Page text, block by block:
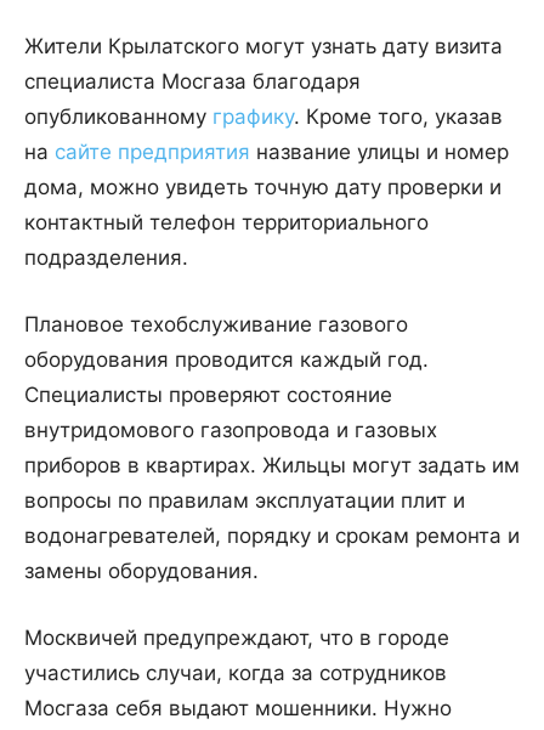
Жители Крылатского могут узнать дату визита
специалиста Мосгаза благодаря
опубликованному графику. Кроме того, указав
на сайте предприятия название улицы и номер
дома, можно увидеть точную дату проверки и
контактный телефон территориального
подразделения.
Плановое техобслуживание газового
оборудования проводится каждый год.
Специалисты проверяют состояние
внутридомового газопровода и газовых
приборов в квартирах. Жильцы могут задать им
вопросы по правилам эксплуатации плит и
водонагревателей, порядку и срокам ремонта и
замены оборудования.
Москвичей предупреждают, что в городе
участились случаи, когда за сотрудников
Мосгаза себя выдают мошенники. Нужно